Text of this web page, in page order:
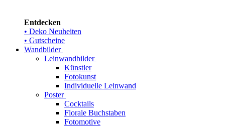
Entdecken
• Deko Neuheiten
• Gutscheine
Wandbilder
Leinwandbilder
Künstler
Fotokunst
Individuelle Leinwand
Poster
Cocktails
Florale Buchstaben
Fotomotive